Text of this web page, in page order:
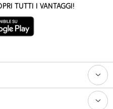
tutti i vantaggi!